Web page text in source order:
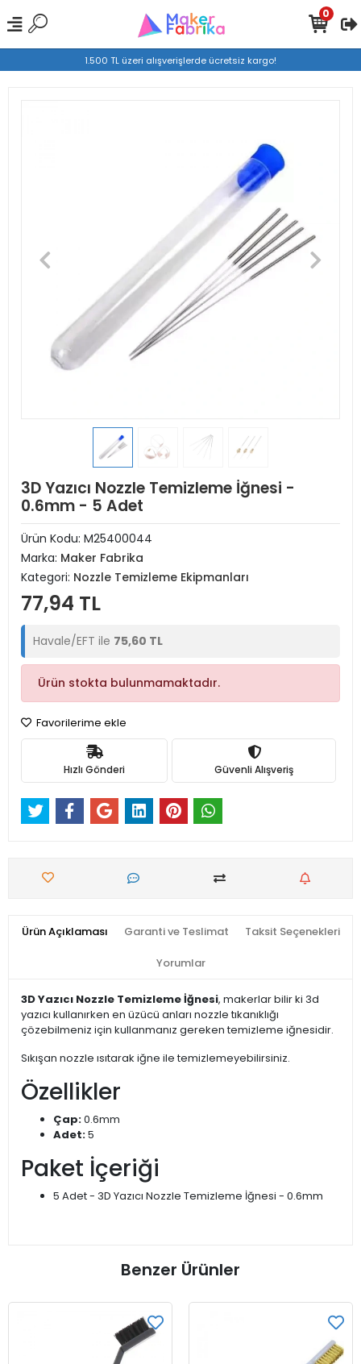
1.500 TL üzeri alışverişlerde ücretsiz kargo!
0
3D Yazıcı Nozzle Temizleme İğnesi -
0.6mm - 5 Adet
Ürün Kodu: M25400044
Marka: Maker Fabrika
Kategori: Nozzle Temizleme Ekipmanları
77,94 TL
Havale/EFT ile 75,60 TL
Ürün stokta bulunmamaktadır.
Favorilerime ekle
Hızlı Gönderi Güvenli Alışveriş
Ürün Açıklaması Garanti ve Teslimat Taksit Seçenekleri
Yorumlar
3D Yazıcı Nozzle Temizleme İğnesi, makerlar bilir ki 3d
yazıcı kullanırken en üzücü anları nozzle tıkanıklığı
çözebilmeniz için kullanmanız gereken temizleme iğnesidir.
Sıkışan nozzle ısıtarak iğne ile temizlemeyebilirsiniz.
Özellikler
Çap:0.6mm
Adet:5
Paket İçeriği
5 Adet - 3D Yazıcı Nozzle Temizleme İğnesi - 0.6mm
Benzer Ürünler